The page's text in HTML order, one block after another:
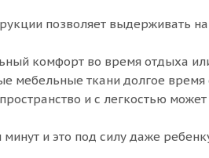
позволяет выдерживать
комфорт во время отдыха
мебельные ткани долгое
и с легкостью
и это под силу даже